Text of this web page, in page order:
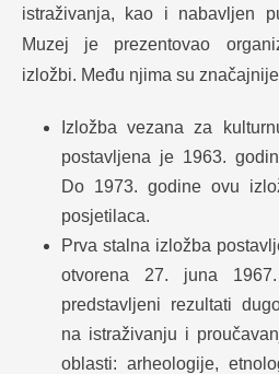
istraživanja, kao i nabavljen
Muzej je prezentovao
izložbi. Među njima su
Izložba vezana za
postavljena je 1963.
Do 1973. godine ovu
posjetilaca.
Prva stalna izložba
otvorena 27. juna
predstavljeni rezultati
na istraživanju i
oblasti: arheologije,